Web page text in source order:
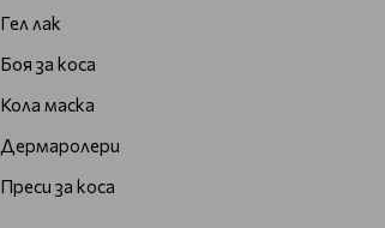
Гел лак
Боя за коса
Кола маска
Дермаролери
Преси за коса